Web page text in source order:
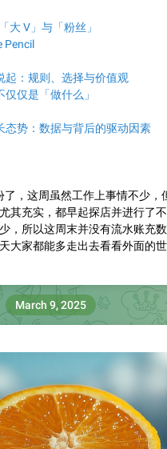
大 V」与「粉丝」
Pencil
起：规则、选择与价值观
仅是「做什么」
态势：数据与背后的驱动因素
了，这周虽然工作上事情不少，
其充实，都早起探店并进行了
，所以这周末并没有流水账充
大家都能多走出去看看外面的世
March 9, 2025